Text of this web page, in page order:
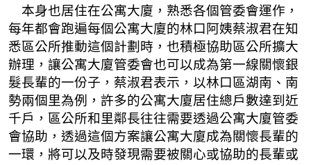
本身也居住在公寓大廈，熟悉各個管委會運作，
每年都會跑遍每個公寓大廈的林口阿姨蔡淑君在知
悉區公所推動這個計劃時，也積極協助區公所擴大
辦理，讓公寓大廈管委會也可以成為第一線關懷銀
髮長輩的一份子，蔡淑君表示，以林口區湖南、南
勢兩個里為例，許多的公寓大廈居住總戶數達到近
千戶，區公所和里鄰長往往需要透過公寓大廈管委
會協助，透過這個方案讓公寓大廈成為關懷長輩的
一環，將可以及時發現需要被關心或協助的長輩或